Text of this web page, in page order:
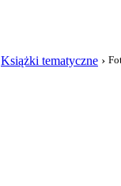
Książki tematyczne ›